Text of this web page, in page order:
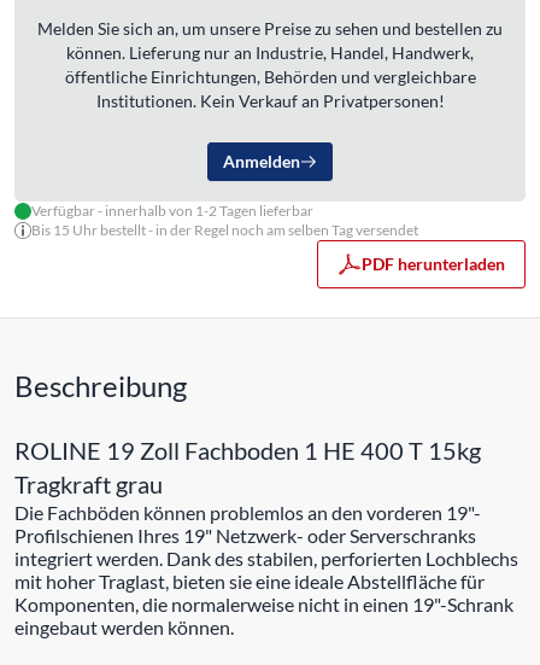
Melden Sie sich an, um unsere Preise zu sehen und bestellen zu
können. Lieferung nur an Industrie, Handel, Handwerk,
öffentliche Einrichtungen, Behörden und vergleichbare
Institutionen. Kein Verkauf an Privatpersonen!
Anmelden
Verfügbar - innerhalb von 1-2 Tagen lieferbar
Bis 15 Uhr bestellt - in der Regel noch am selben Tag versendet
PDF herunterladen
Beschreibung
ROLINE 19 Zoll Fachboden 1 HE 400 T 15kg
Tragkraft grau
Die Fachböden können problemlos an den vorderen 19"-
Profilschienen Ihres 19" Netzwerk- oder Serverschranks
integriert werden. Dank des stabilen, perforierten Lochblechs
mit hoher Traglast, bieten sie eine ideale Abstellfläche für
Komponenten, die normalerweise nicht in einen 19"-Schrank
eingebaut werden können.